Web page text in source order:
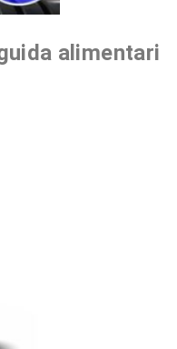
alimentari